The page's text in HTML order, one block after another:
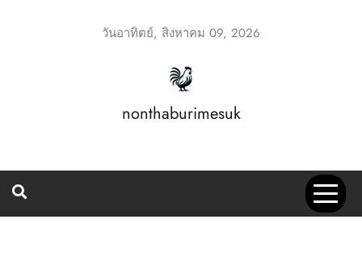
วันอาทิตย์, สิงหาคม 09, 2026
nonthaburimesuk